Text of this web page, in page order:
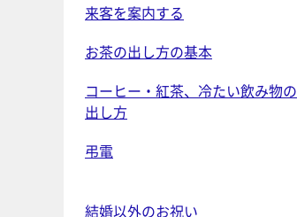
来客を案内する
お茶の出し方の基本
コーヒー・紅茶、冷たい飲み物の
出し方
弔電
結婚以外のお祝い